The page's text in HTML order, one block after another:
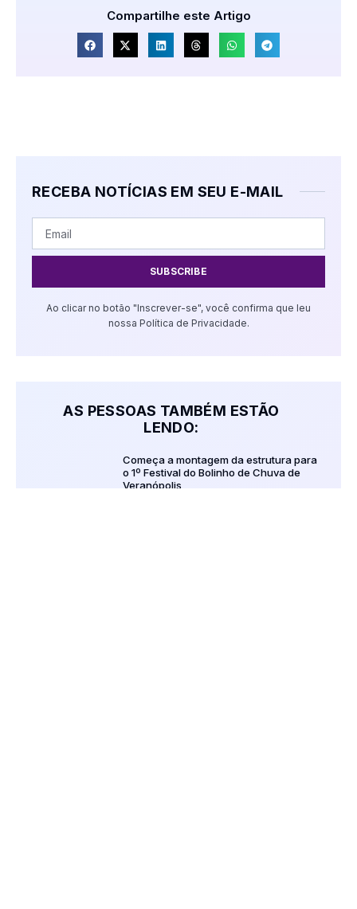
Compartilhe este Artigo
RECEBA NOTÍCIAS EM SEU E-MAIL
SUBSCRIBE
Ao clicar no botão "Inscrever-se", você confirma que leu
nossa Política de Privacidade.
AS PESSOAS TAMBÉM ESTÃO
LENDO:
Começa a montagem da estrutura para
o 1º Festival do Bolinho de Chuva de
Veranópolis